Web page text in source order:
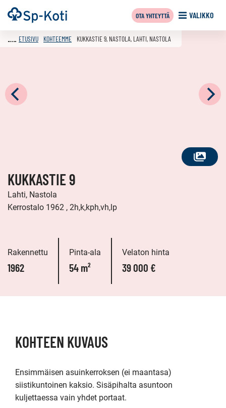
Siirry
sisältöön
Etusivu VALIKKO
OTA YHTEYTTÄ
KATSO
ETUSIVU KOHTEEMME KUKKASTIE 9, NASTOLA, LAHTI, NASTOLA
KUKKASTIE 9
Lahti, Nastola
Kerrostalo 1962 , 2h,k,kph,vh,lp
Rakennettu
1962
Pinta-ala
54 m²
Velaton hinta
39 000 €
KOHTEEN KUVAUS
Ensimmäisen asuinkerroksen (ei maantasa)
siistikuntoinen kaksio. Sisäpihalta asuntoon
kuljettaessa vain yhdet portaat.